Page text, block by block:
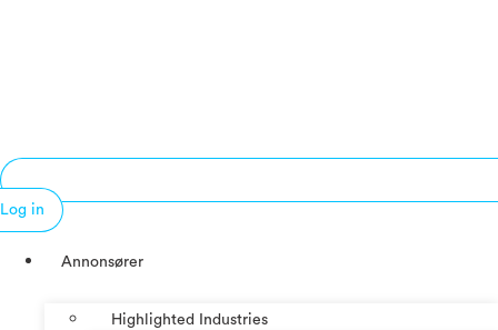
Log in
Annonsører
Highlighted Industries